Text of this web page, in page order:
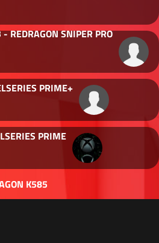
REDRAGON SNIPER PRO
PRIME+
PRIME
K585